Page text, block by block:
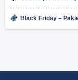
Black Friday –